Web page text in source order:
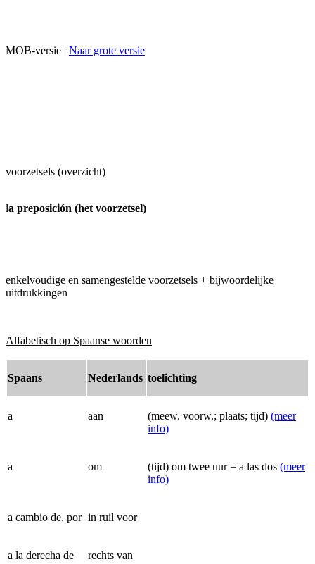
MOB-versie | Naar grote versie
voorzetsels (overzicht)
la preposición (het voorzetsel)
enkelvoudige en samengestelde voorzetsels + bijwoordelijke
uitdrukkingen
Alfabetisch op Spaanse woorden
Spaans Nederlands toelichting
a aan (meew. voorw.; plaats; tijd) (meer
info)
a om (tijd) om twee uur = a las dos (meer
info)
a cambio de, por in ruil voor
a la derecha de rechts van